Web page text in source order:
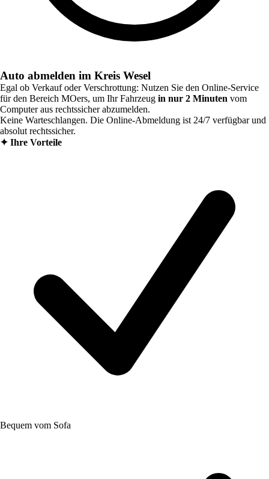
Auto abmelden im Kreis Wesel
Egal ob Verkauf oder Verschrottung: Nutzen Sie den Online-Service
für den Bereich MOers, um Ihr Fahrzeug in nur 2 Minuten vom
Computer aus rechtssicher abzumelden.
Keine Warteschlangen. Die Online-Abmeldung ist 24/7 verfügbar und
absolut rechtssicher.
✦ Ihre Vorteile
Bequem vom Sofa